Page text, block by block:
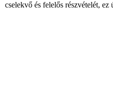
cselekvő és felelős részvételét,